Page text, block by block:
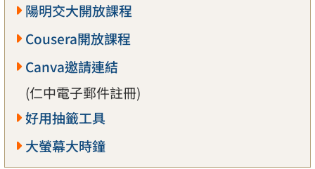
陽明交大開放課程
Cousera開放課程
Canva邀請連結
(仁中電子郵件註冊)
好用抽籤工具
大螢幕大時鐘